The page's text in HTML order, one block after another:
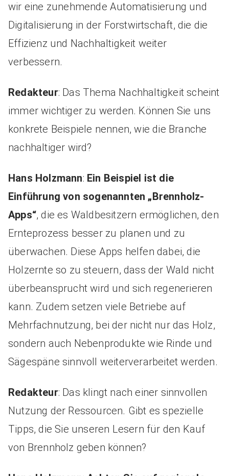
wir eine zunehmende Automatisierung und
Digitalisierung in der Forstwirtschaft, die die
Effizienz und Nachhaltigkeit weiter
verbessern.
Redakteur: Das Thema Nachhaltigkeit scheint
immer wichtiger zu werden. Können Sie uns
konkrete Beispiele nennen, wie die Branche
nachhaltiger wird?
Hans Holzmann: Ein Beispiel ist die
Einführung von sogenannten „Brennholz-
Apps“, die es Waldbesitzern ermöglichen, den
Ernteprozess besser zu planen und zu
überwachen. Diese Apps helfen dabei, die
Holzernte so zu steuern, dass der Wald nicht
überbeansprucht wird und sich regenerieren
kann. Zudem setzen viele Betriebe auf
Mehrfachnutzung, bei der nicht nur das Holz,
sondern auch Nebenprodukte wie Rinde und
Sägespäne sinnvoll weiterverarbeitet werden.
Redakteur: Das klingt nach einer sinnvollen
Nutzung der Ressourcen. Gibt es spezielle
Tipps, die Sie unseren Lesern für den Kauf
von Brennholz geben können?